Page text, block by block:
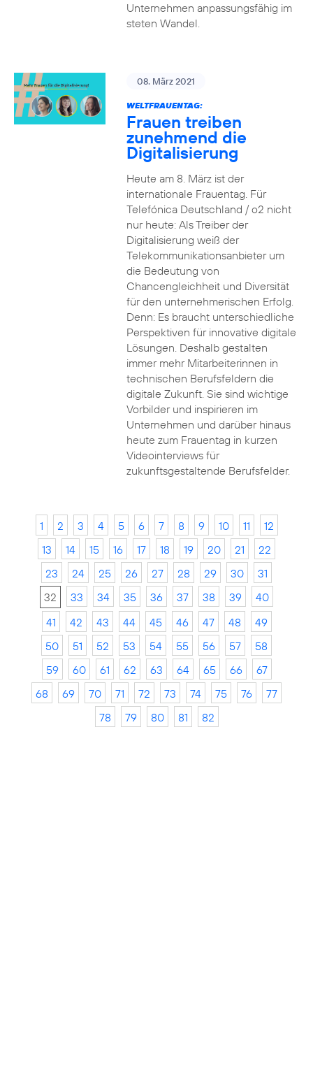
Unternehmen anpassungsfähig im
steten Wandel.
08. März 2021
WELTFRAUENTAG:
Frauen treiben
zunehmend die
Digitalisierung
Heute am 8. März ist der
internationale Frauentag. Für
Telefónica Deutschland / o2 nicht
nur heute: Als Treiber der
Digitalisierung weiß der
Telekommunikationsanbieter um
die Bedeutung von
Chancengleichheit und Diversität
für den unternehmerischen Erfolg.
Denn: Es braucht unterschiedliche
Perspektiven für innovative digitale
Lösungen. Deshalb gestalten
immer mehr Mitarbeiterinnen in
technischen Berufsfeldern die
digitale Zukunft. Sie sind wichtige
Vorbilder und inspirieren im
Unternehmen und darüber hinaus
heute zum Frauentag in kurzen
Videointerviews für
zukunftsgestaltende Berufsfelder.
1 2 3 4 5 6 7 8 9 10 11
12
13
14 15 16 17 18 19 20 21
22
23
24 25 26 27 28 29 30
31
32
33 34 35 36 37 38 39
40
41
42 43 44 45 46 47 48
49
50
51 52 53 54 55 56 57
58
59
60 61 62 63 64 65 66
67
68
69 70 71 72 73 74 75 76
77
78
79 80 81 82